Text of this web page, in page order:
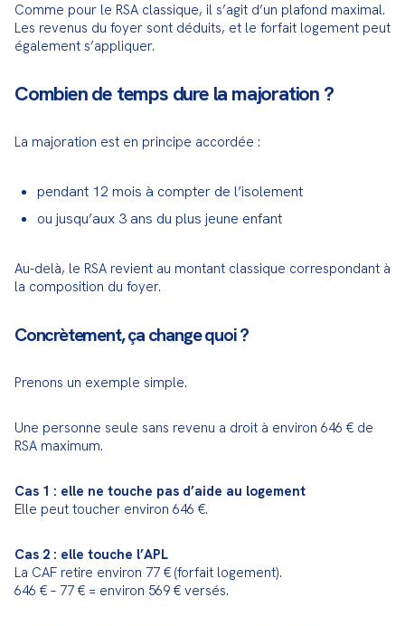
Comme pour le RSA classique, il s’agit d’un plafond maximal.
Les revenus du foyer sont déduits, et le forfait logement peut
également s’appliquer.
Combien de temps dure la majoration ?
La majoration est en principe accordée :
pendant 12 mois à compter de l’isolement
ou jusqu’aux 3 ans du plus jeune enfant
Au-delà, le RSA revient au montant classique correspondant à
la composition du foyer.
Concrètement, ça change quoi ?
Prenons un exemple simple.
Une personne seule sans revenu a droit à environ 646 € de
RSA maximum.
Cas 1 : elle ne touche pas d’aide au logement
Elle peut toucher environ 646 €.
Cas 2 : elle touche l’APL
La CAF retire environ 77 € (forfait logement).
646 € – 77 € = environ 569 € versés.